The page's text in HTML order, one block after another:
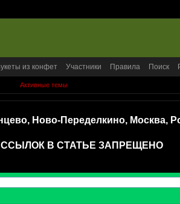
из конфет Участники Правила Поиск
Активные темы
Ново-Переделкино, Москва,
В СТАТЬЕ ЗАПРЕЩЕНО